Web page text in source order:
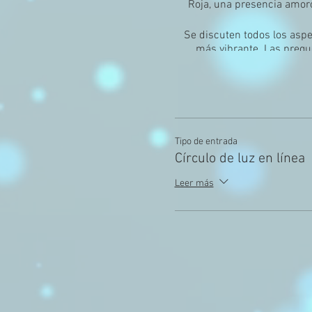
Roja, una presencia
Se discuten todos los
más vibrante. Las
claridad.
¡Una vez que compre su
solo permita una pregunta
Nos reuniremos en
Los asientos se agotan
Tipo de entrada
Círculo de luz en línea
Leer más